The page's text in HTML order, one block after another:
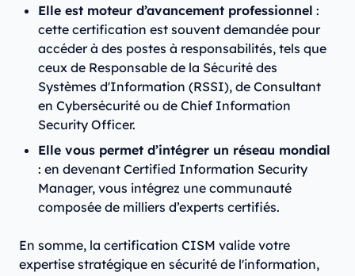
Elle est moteur d’avancement professionnel :
cette certification est souvent demandée pour
accéder à des postes à responsabilités, tels que
ceux de Responsable de la Sécurité des
Systèmes d'Information (RSSI), de Consultant
en Cybersécurité ou de Chief Information
Security Officer.
Elle vous permet d’intégrer un réseau mondial
: en devenant Certified Information Security
Manager, vous intégrez une communauté
composée de milliers d’experts certifiés.
En somme, la certification CISM valide votre
expertise stratégique en sécurité de l'information,